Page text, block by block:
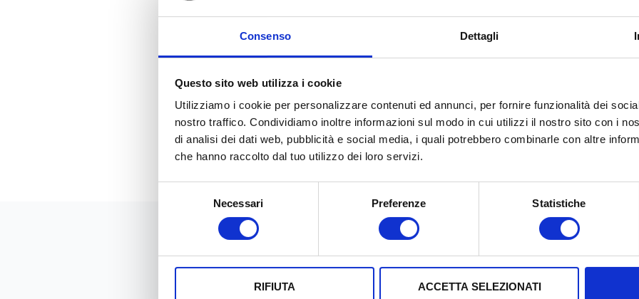
Consenso Dettagli
Questo sito web utilizza i cookie
Utilizziamo i cookie per personalizzare contenuti ed annunci, per fornire funzionalità dei
nostro traffico. Condividiamo inoltre informazioni sul modo in cui utilizzi il nostro sito con i
di analisi dei dati web, pubblicità e social media, i quali potrebbero combinarle con altre
che hanno raccolto dal tuo utilizzo dei loro servizi.
Necessari Preferenze Statistiche
RIFIUTA ACCETTA SELEZIONATI
all’intervento di Unidata con i servizi di accesso ad internet i reclusi potranno
Per il Presidente di Unidata, Renato Brunetti,
carcerari, la fornitura di servizi di accesso a Internet con le migliori tecnologie
rappresenta un atto di responsabilità, di civiltà e di ammodernamento per le due
capitoline”.
News